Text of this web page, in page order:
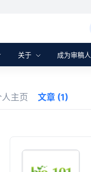
关于 成为审稿人
人主页 文章 (1)